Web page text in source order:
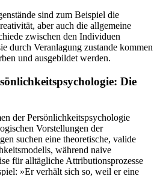
sind zum Beispiel die
aber auch die allgemeine
zwischen den Individuen
durch Veranlagung zustande kommen
und ausgebildet werden.
Die
der Persönlichkeitspsychologie
Vorstellungen der
suchen eine theoretische, valide
während naive
für alltägliche Attributionsprozesse
»Er verhält sich so, weil er eine